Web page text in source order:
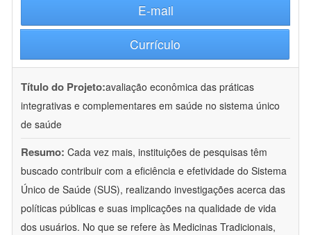
E-mail
Currículo
Título do Projeto:avaliação econômica das práticas
integrativas e complementares em saúde no sistema único
de saúde
Resumo: Cada vez mais, instituições de pesquisas têm
buscado contribuir com a eficiência e efetividade do Sistema
Único de Saúde (SUS), realizando investigações acerca das
políticas públicas e suas implicações na qualidade de vida
dos usuários. No que se refere às Medicinas Tradicionais,